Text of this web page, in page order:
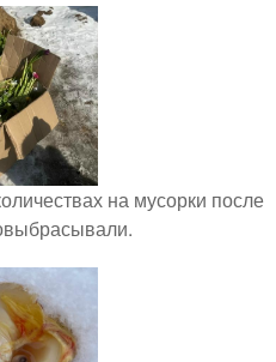
на мусорки после